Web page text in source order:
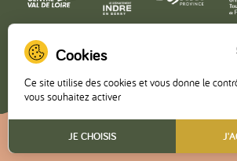
Copyright © 2026 – Office de Tourisme
Creuse •Mentions légales •Politique
Ce site utilise des cookies et vous donne le
vous souhaitez activer
JE CHOISIS